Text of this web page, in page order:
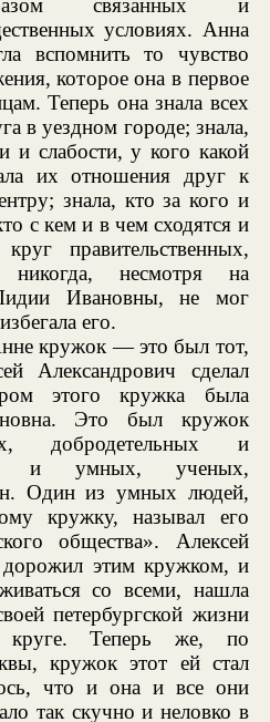
связанных и
условиях. Анна
вспомнить то чувство
которое она в первое
Теперь она знала всех
в уездном городе; знала,
и слабости, у кого какой
их отношения друг к
знала, кто за кого и
с кем и в чем сходятся и
правительственных,
никогда, несмотря на
Ивановны, не мог
его.
кружок — это был тот,
Александрович сделал
этого кружка была
Это был кружок
добродетельных и
и умных, ученых,
Один из умных людей,
кружку, называл его
общества». Алексей
дорожил этим кружком, и
со всеми, нашла
петербургской жизни
Теперь же, по
кружок этот ей стал
что и она и все они
так скучно и неловко в